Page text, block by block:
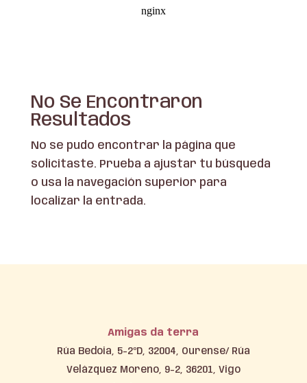
No Se Encontraron
Resultados
No se pudo encontrar la página que
solicitaste. Prueba a ajustar tu búsqueda
o usa la navegación superior para
localizar la entrada.
Amigas da terra
Rúa Bedoia, 5-2ºD, 32004, Ourense/ Rúa
Velázquez Moreno, 9-2, 36201, Vigo